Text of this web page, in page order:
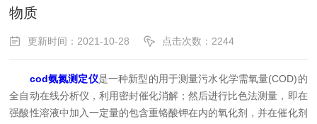
物质
更新时间：2021-10-28 点击次数：2244
cod氨氮测定仪是一种新型的用于测量污水化学需氧量(COD)的
全自动在线分析仪，利用密封催化消解；然后进行比色法测量，即在
强酸性溶液中加入一定量的包含重铬酸钾在内的氧化剂，并在催化剂